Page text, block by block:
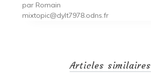
par Romain
mixtopic@dylt7978.odns.fr
Articles similaires